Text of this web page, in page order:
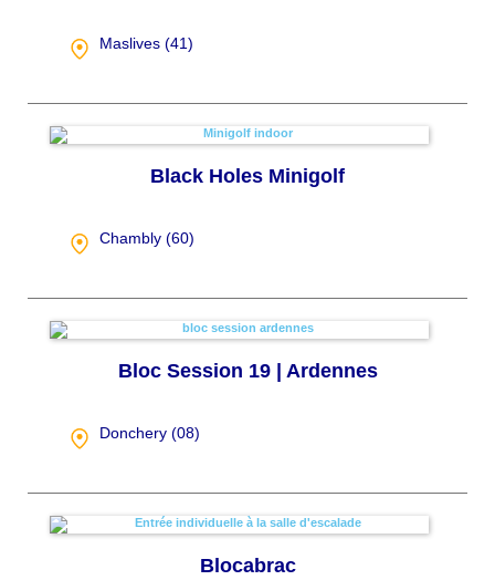
Maslives (41)
Black Holes Minigolf
Chambly (60)
Bloc Session ​19 | Ardennes
Donchery (08)
Blocabrac